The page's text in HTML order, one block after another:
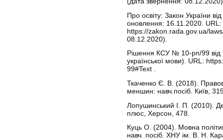
Про освіту: Закон України
оновлення: 16.11.2020. URL:
https://zakon.rada.gov.ua/
08.12.2020).
Рішення КСУ № 10-рп/99 від
української мови). URL:
99#Text .
Ткаченко Є. В. (2018).
меншин: навч.посіб. Київ,
Лопушинський І. П. (2010).
плюс, Херсон, 478.
Куць О. (2004). Мовна
навч. посіб. ХНУ ім. В. Н.